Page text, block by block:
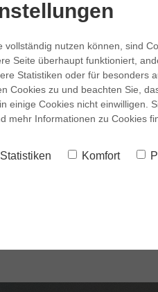
vollständig nutzen können, sind
Seite überhaupt funktioniert,
Statistiken oder für besonders
Cookies zu und beachten Sie,
einige Cookies nicht einwilligen.
mehr Informationen zu Cookies
Statistiken Komfort